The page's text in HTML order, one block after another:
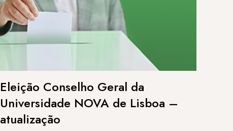
Eleição Conselho Geral da
Universidade NOVA de Lisboa –
atualização